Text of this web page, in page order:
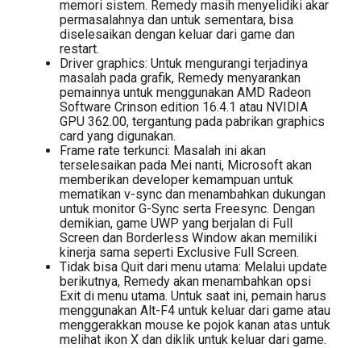
memori sistem. Remedy masih menyelidiki akar
permasalahnya dan untuk sementara, bisa
diselesaikan dengan keluar dari game dan
restart.
Driver graphics: Untuk mengurangi terjadinya
masalah pada grafik, Remedy menyarankan
pemainnya untuk menggunakan AMD Radeon
Software Crinson edition 16.4.1 atau NVIDIA
GPU 362.00, tergantung pada pabrikan graphics
card yang digunakan.
Frame rate terkunci: Masalah ini akan
terselesaikan pada Mei nanti, Microsoft akan
memberikan developer kemampuan untuk
mematikan v-sync dan menambahkan dukungan
untuk monitor G-Sync serta Freesync. Dengan
demikian, game UWP yang berjalan di Full
Screen dan Borderless Window akan memiliki
kinerja sama seperti Exclusive Full Screen.
Tidak bisa Quit dari menu utama: Melalui update
berikutnya, Remedy akan menambahkan opsi
Exit di menu utama. Untuk saat ini, pemain harus
menggunakan Alt-F4 untuk keluar dari game atau
menggerakkan mouse ke pojok kanan atas untuk
melihat ikon X dan diklik untuk keluar dari game.